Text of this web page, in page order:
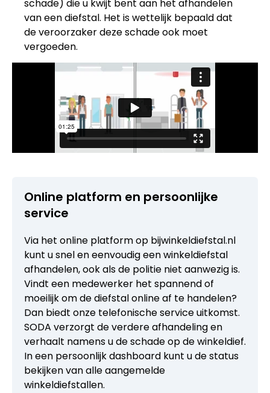
schade) die u kwijt bent aan het afhandelen
van een diefstal. Het is wettelijk bepaald dat
de veroorzaker deze schade ook moet
vergoeden.
Online platform en persoonlijke
service
Via het online platform op bijwinkeldiefstal.nl
kunt u snel en eenvoudig een winkeldiefstal
afhandelen, ook als de politie niet aanwezig is.
Vindt een medewerker het spannend of
moeilijk om de diefstal online af te handelen?
Dan biedt onze telefonische service uitkomst.
SODA verzorgt de verdere afhandeling en
verhaalt namens u de schade op de winkeldief.
In een persoonlijk dashboard kunt u de status
bekijken van alle aangemelde
winkeldiefstallen.